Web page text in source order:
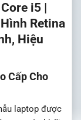
i5 |
Retina
Hiệu
Cấp Cho
laptop được